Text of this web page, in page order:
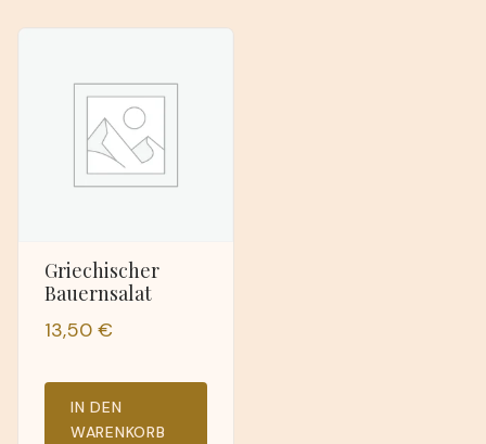
Griechischer
Bauernsalat
13,50 €
IN DEN
WARENKORB